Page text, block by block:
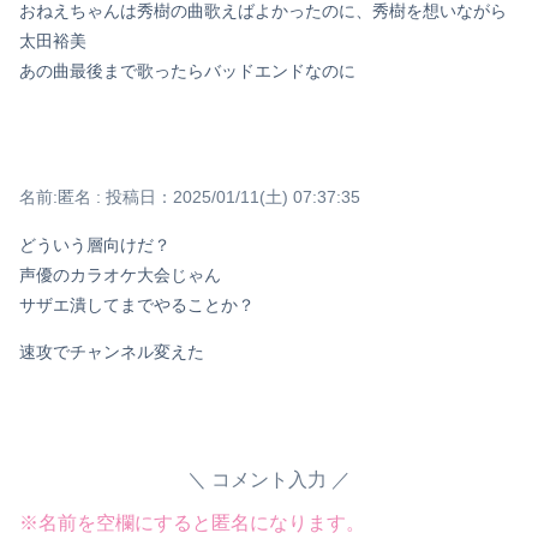
おねえちゃんは秀樹の曲歌えばよかったのに、秀樹を想いながら
太田裕美
あの曲最後まで歌ったらバッドエンドなのに
名前:匿名 : 投稿日：2025/01/11(土) 07:37:35
どういう層向けだ？
声優のカラオケ大会じゃん
サザエ潰してまでやることか？
速攻でチャンネル変えた
コメント入力
※名前を空欄にすると匿名になります。